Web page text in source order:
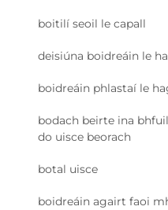
boitilí seoil le capall
deisiúna boidreáin le
boidreáin phlastaí le
bodach beirte ina
do uisce beorach
botal uisce
boidreáin agairt faoi